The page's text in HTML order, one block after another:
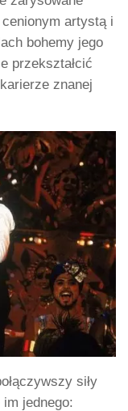
artystą i
bohemy jego
przekształcić
znanej
siły
jednego: